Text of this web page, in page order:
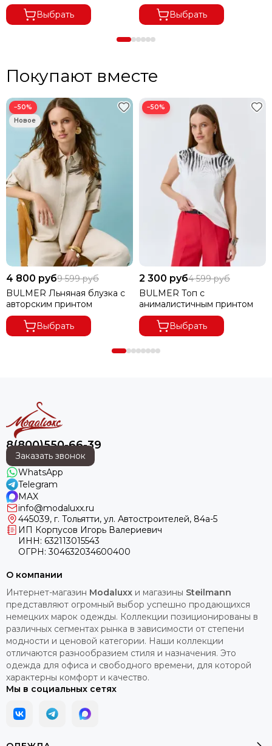
Выбрать
Выбрать
Покупают вместе
−50%
4 800 руб9 599 руб
BULMER Льняная блузка с
авторским принтом
Выбрать
−50%
2 300 руб4 599 руб
BULMER Топ с
анималистичным принтом
Выбрать
8(800)550-66-39
Заказать звонок
WhatsApp
Telegram
MAX
info@modaluxx.ru
445039, г. Тольятти, ул. Автостроителей, 84а-5
ИП Корпусов Игорь Валериевич
ИНН: 632113015543
ОГРН: 304632034600400
О компании
Интернет-магазин Modaluxx и магазины Steilmann
представляют огромный выбор успешно продающихся
немецких марок одежды. Коллекции позиционированы в
различных сегментах рынка в зависимости от степени
модности и ценовой категории. Наши коллекции
отличаются разнообразием стиля и назначения. Это
одежда для офиса и свободного времени, для которой
характерны комфорт и качество.
Мы в социальных сетях